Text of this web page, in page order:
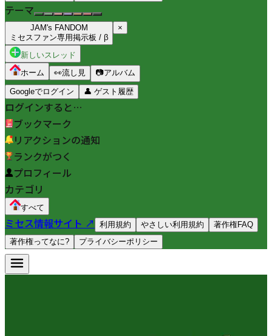
テーマ
JAM's FANDOM
ミセスファン専用掲示板 / β
×
新しいスレッド
ホーム
👀流し見 📷アルバム
Googleでログイン 👤 ゲスト履歴
ログインすると…
ブックマーク
リアクションの通知
ランクがつく
プロフィール
カテゴリ
すべて
ミセス情報サイト ↗ 利用規約 やさしい利用規約
著作権FAQ
著作権ってなに?
プライバシーポリシー